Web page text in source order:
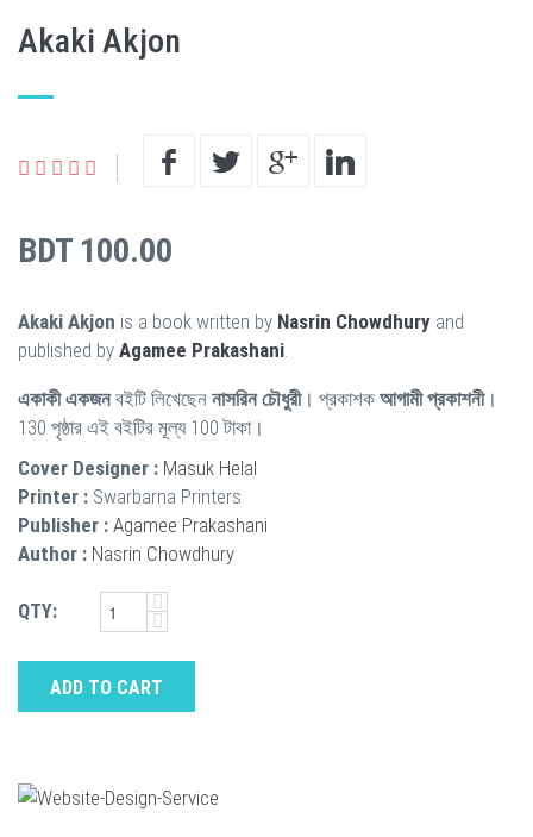
Akaki Akjon
BDT 100.00
Akaki Akjon is a book written by Nasrin Chowdhury and
published by Agamee Prakashani
একাকী একজনবইটি লিখেছেন নাসরিন চৌধুরী। প্রকাশক আগামী প্রকাশনী।
130 পৃষ্ঠার এই বইটির মূল্য 100 টাকা।
Cover Designer : Masuk Helal
Printer : Swarbarna Printers
Publisher : Agamee Prakashani
Author : Nasrin Chowdhury
QTY:
ADD TO CART